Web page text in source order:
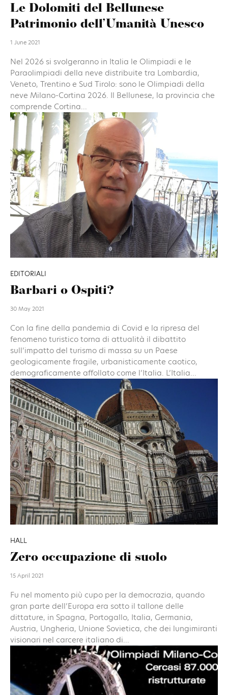
Le Dolomiti del Bellunese
Patrimonio dell’Umanità Unesco
1 June 2021
Nel 2026 si svolgeranno in Italia le Olimpiadi e le
Paraolimpiadi della neve distribuite tra Lombardia,
Veneto, Trentino e Sud Tirolo: sono le Olimpiadi della
neve Milano-Cortina 2026. Il Bellunese, la provincia che
comprende Cortina...
EDITORIALI
Barbari o Ospiti?
30 May 2021
Con la fine della pandemia di Covid e la ripresa del
fenomeno turistico torna di attualità il dibattito
sull’impatto del turismo di massa su un Paese
geologicamente fragile, urbanisticamente caotico,
demograficamente affollato come l’Italia. L’Italia...
HALL
Zero occupazione di suolo
15 April 2021
Fu nel momento più cupo per la democrazia, quando
gran parte dell’Europa era sotto il tallone delle
dittature, in Spagna, Portogallo, Italia, Germania,
Austria, Ungheria, Unione Sovietica, che dei lungimiranti
visionari nel carcere italiano di...